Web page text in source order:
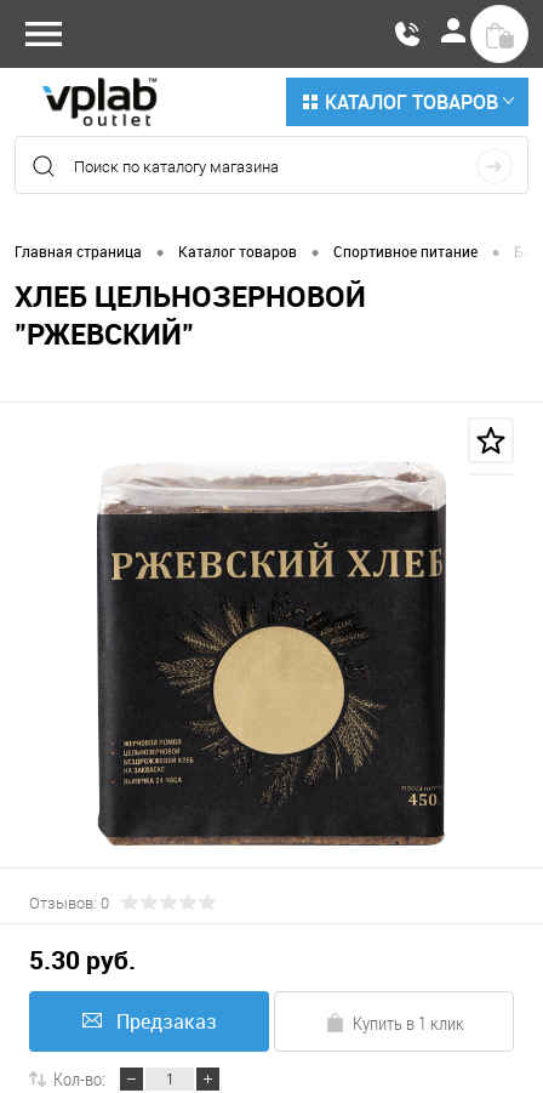
КАТАЛОГ ТОВАРОВ
Главная страница • Каталог товаров • Спортивное питание •
ХЛЕБ ЦЕЛЬНОЗЕРНОВОЙ
"РЖЕВСКИЙ"
Отзывов: 0
5.30 руб.
Предзаказ Купить в 1 клик
Кол-во: